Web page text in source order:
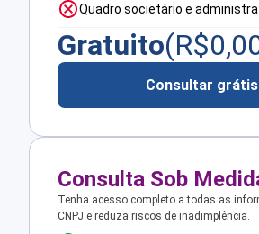
Quadro societário e
Gratuito(R$
Consultar grátis
Consulta Sob
Tenha acesso completo a todas as
CNPJ e reduza riscos de inadimplência.